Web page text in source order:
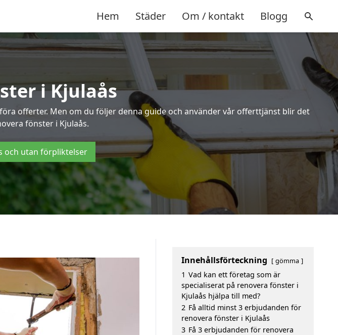
Hem Städer Om / kontakt Blogg
i Kjulaås
offerter. Men om du följer denna guide och använder vår offerttjänst blir det
fönster i Kjulaås.
och utan förpliktelser
Innehållsförteckning gömma
1 Vad kan ett företag som är
specialiserat på renovera fönster i
Kjulaås hjälpa till med?
2 Få alltid minst 3 erbjudanden för
renovera fönster i Kjulaås
3 Få 3 erbjudanden för renovera